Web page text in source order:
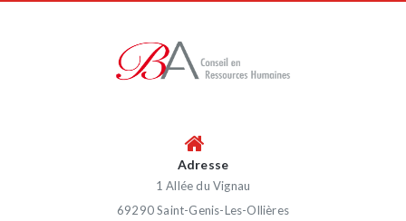
Adresse
1 Allée du Vignau
69290 Saint-Genis-Les-Ollières